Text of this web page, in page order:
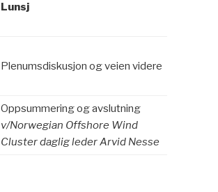
Lunsj
Plenumsdiskusjon og veien videre
Oppsummering og avslutning
v/Norwegian Offshore Wind
Cluster daglig leder Arvid Nesse